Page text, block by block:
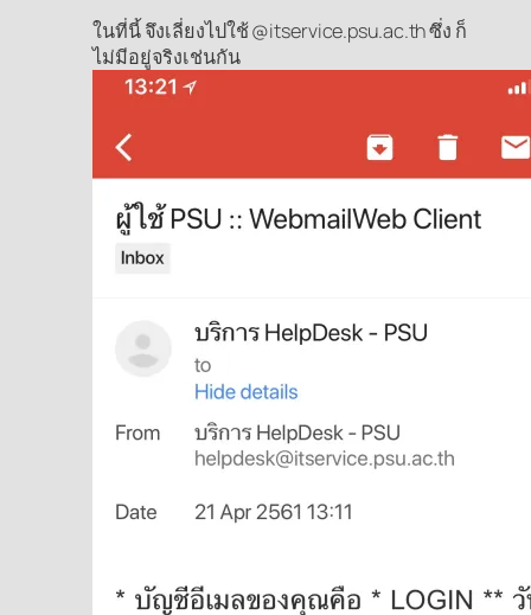
ในที่นี้ จึงเลี่ยงไปใช้ @itservice.psu.ac.th ซึ่ง ก็
ไม่มีอยู่จริงเช่นกัน